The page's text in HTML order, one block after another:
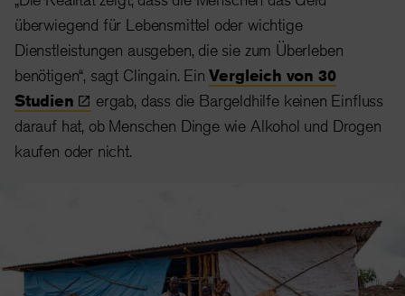
überwiegend für Lebensmittel oder wichtige
Dienstleistungen ausgeben, die sie zum Überleben
benötigen“, sagt Clingain. EinVergleich von 30
Studien
ergab, dass die Bargeldhilfe keinen Einfluss
darauf hat, ob Menschen Dinge wie Alkohol und Drogen
kaufen oder nicht.